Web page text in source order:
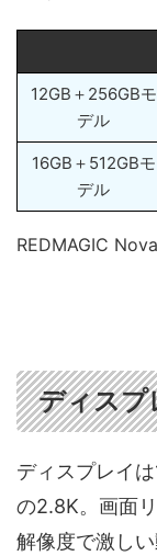
12GB＋256GBモ
デル
16GB＋512GBモ
デル
REDMAGIC Nova
ディスプ
ディスプレイ
の2.8K。画面
解像度で激し